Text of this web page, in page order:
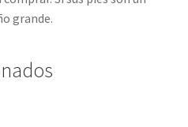
grande.